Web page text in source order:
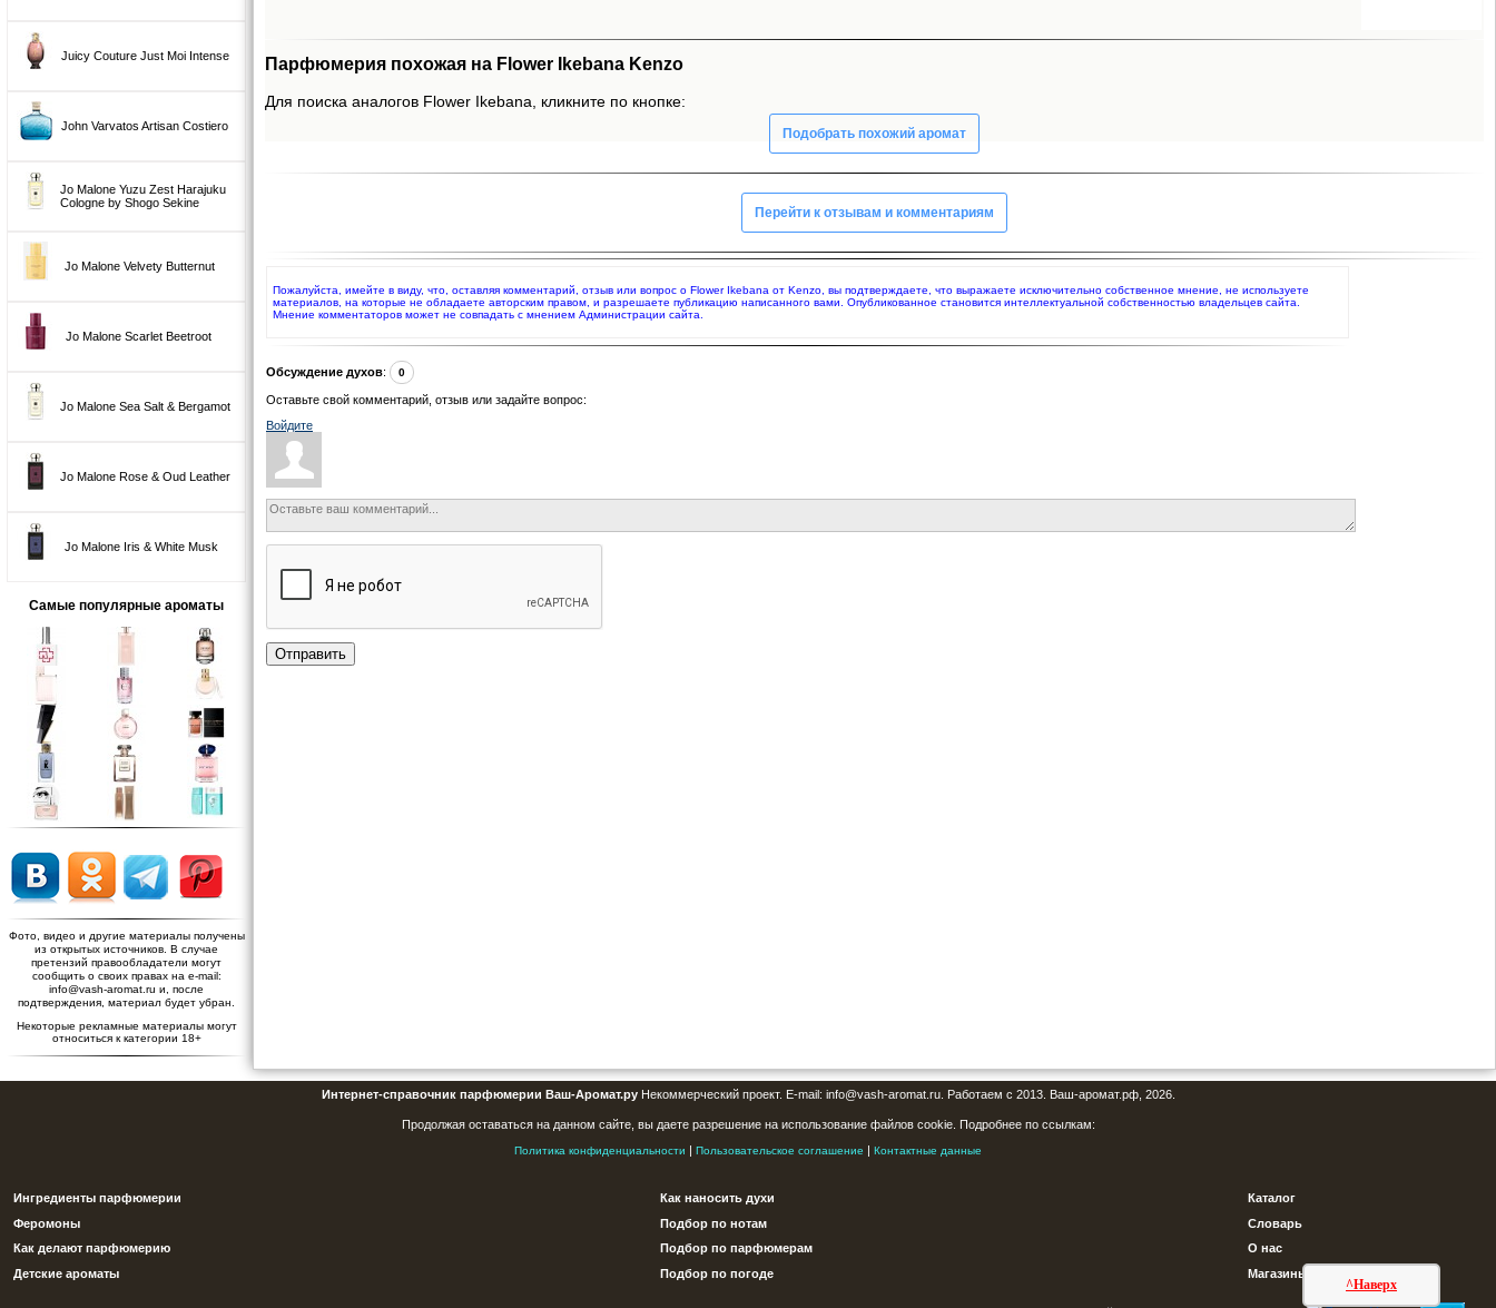
Juicy Couture Just Moi Intense
John Varvatos Artisan Costiero
Jo Malone Yuzu Zest Harajuku
Cologne by Shogo Sekine
Jo Malone Velvety Butternut
Jo Malone Scarlet Beetroot
Jo Malone Sea Salt & Bergamot
Jo Malone Rose & Oud Leather
Jo Malone Iris & White Musk
Самые популярные ароматы
Фото, видео и другие материалы получены
из открытых источников. В случае
претензий правообладатели могут
сообщить о своих правах на e-mail:
info@vash-aromat.ru и, после
подтверждения, материал будет убран.
Некоторые рекламные материалы могут
относиться к категории 18+
Парфюмерия похожая на Flower Ikebana Kenzo
Для поиска аналогов Flower Ikebana, кликните по кнопке:
Подобрать похожий аромат
Перейти к отзывам и комментариям
Пожалуйста, имейте в виду, что, оставляя комментарий, отзыв или вопрос о Flower Ikebana от Kenzo, вы подтверждаете, что выражаете исключительно собственное мнение, не используете
материалов, на которые не обладаете авторским правом, и разрешаете публикацию написанного вами. Опубликованное становится интеллектуальной собственностью владельцев сайта.
Мнение комментаторов может не совпадать с мнением Администрации сайта.
Обсуждение духов: 0
Оставьте свой комментарий, отзыв или задайте вопрос:
Войдите
Отправить
^Наверх
Интернет-справочник парфюмерии Ваш-Аромат.руНекоммерческий проект. E-mail: info@vash-aromat.ru. Работаем с 2013. Ваш-аромат.рф, 2026.
Продолжая оставаться на данном сайте, вы даете разрешение на использование файлов cookie. Подробнее по ссылкам:
Политика конфиденциальности | Пользовательское соглашение | Контактные данные
Ингредиенты парфюмерии
Феромоны
Как делают парфюмерию
Детские ароматы
Как наносить духи
Подбор по нотам
Подбор по парфюмерам
Подбор по погоде
Каталог
Словарь
О нас
Магазины